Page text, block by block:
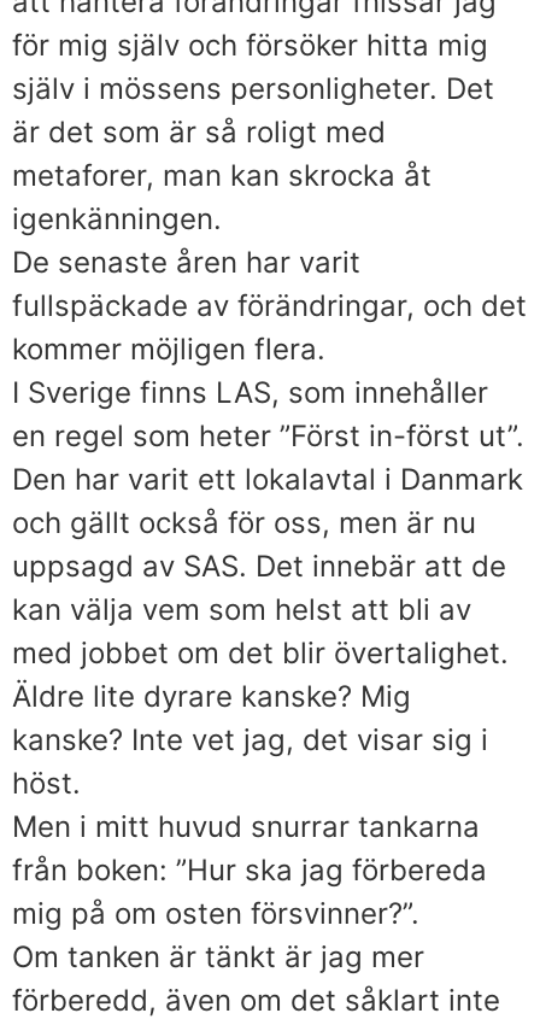
för mig själv och försöker hitta mig
själv i mössens personligheter. Det
är det som är så roligt med
metaforer, man kan skrocka åt
igenkänningen.
De senaste åren har varit
fullspäckade av förändringar, och det
kommer möjligen flera.
I Sverige finns LAS, som innehåller
en regel som heter ”Först in-först ut”.
Den har varit ett lokalavtal i Danmark
och gällt också för oss, men är nu
uppsagd av SAS. Det innebär att de
kan välja vem som helst att bli av
med jobbet om det blir övertalighet.
Äldre lite dyrare kanske? Mig
kanske? Inte vet jag, det visar sig i
höst.
Men i mitt huvud snurrar tankarna
från boken: ”Hur ska jag förbereda
mig på om osten försvinner?”.
Om tanken är tänkt är jag mer
förberedd, även om det såklart inte